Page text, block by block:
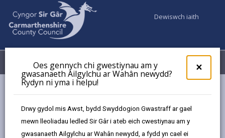
×
Oes gennych chi gwestiynau am y
gwasanaeth Ailgylchu ar Wahân newydd?
Rydyn ni yma i helpu!
Drwy gydol mis Awst, bydd Swyddogion Gwastraff ar gael
mewn lleoliadau ledled Sir Gâr i ateb eich cwestiynau am y
gwasanaeth Ailgylchu ar Wahân newydd, a fydd yn cael ei
Dewiswch iaith
Dewislen
Genedigaethau, Marwolaethau, Priodasau, Partneriaethau
Sifil a Seremonïau Dathlu
Lleoliadau Seremoni
The Fig Tree